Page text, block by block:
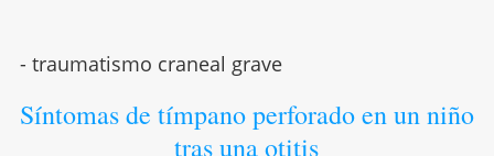
- traumatismo craneal grave
Síntomas de tímpano perforado en un niño
tras una otitis